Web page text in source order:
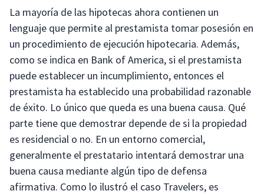
La mayoría de las hipotecas ahora contienen un
lenguaje que permite al prestamista tomar posesión en
un procedimiento de ejecución hipotecaria. Además,
como se indica en Bank of America, si el prestamista
puede establecer un incumplimiento, entonces el
prestamista ha establecido una probabilidad razonable
de éxito. Lo único que queda es una buena causa. Qué
parte tiene que demostrar depende de si la propiedad
es residencial o no. En un entorno comercial,
generalmente el prestatario intentará demostrar una
buena causa mediante algún tipo de defensa
afirmativa. Como lo ilustró el caso Travelers, es